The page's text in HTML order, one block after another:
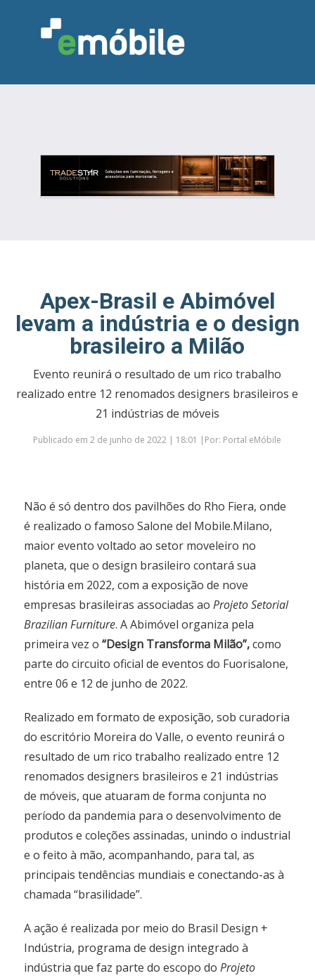
DESIGN & DECORAÇÃO
INDICADORES
FEIRAS NOTÍCIAS
Apex-Brasil e Abimóvel
levam a indústria e o design
brasileiro a Milão
Evento reunirá o resultado de um rico trabalho
realizado entre 12 renomados designers brasileiros e
21 indústrias de móveis
Publicado em 2 de junho de 2022 | 18:01 |Por: Portal eMóbile
Não é só dentro dos pavilhões do Rho Fiera, onde
é realizado o famoso Salone del Mobile.Milano,
maior evento voltado ao setor moveleiro no
planeta, que o design brasileiro contará sua
história em 2022, com a exposição de nove
empresas brasileiras associadas aoProjeto Setorial
Brazilian Furniture. A Abimóvel organiza pela
primeira vez o “Design Transforma Milão”,como
parte do circuito oficial de eventos do Fuorisalone,
entre 06 e 12 de junho de 2022.
Realizado em formato de exposição, sob curadoria
do escritório Moreira do Valle, o evento reunirá o
resultado de um rico trabalho realizado entre 12
renomados designers brasileiros e 21 indústrias
de móveis, que atuaram de forma conjunta no
período da pandemia para o desenvolvimento de
produtos e coleções assinadas, unindo o industrial
e o feito à mão, acompanhando, para tal, as
principais tendências mundiais e conectando-as à
chamada “brasilidade”.
A ação é realizada por meio do Brasil Design +
Indústria, programa de design integrado à
indústria que faz parte do escopo doProjeto